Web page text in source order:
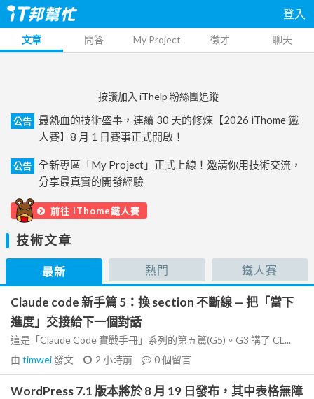
登入
文章 問答 My Project 徵才 聊天
按讚加入 iThelp 粉絲團追蹤
公告
最熱血的技術盛事，連續 30 天的修煉【2026 iThome 鐵
人賽】8 月 1 日賽事正式開啟！
公告
全新專區「My Project」正式上線！邀請你用技術交流，
分享最真實的開發經驗
前往 iThome鐵人賽
技術文章
最新 熱門 鐵人賽
Claude code 新手篇 5：換 section 不斷線 — 把「當下
進度」交接給下一個對話
這是「Claude Code 實戰手冊」系列的第五篇(G5)。G3 講了 CL...
由 timwei發文 2 小時前 0個留言
WordPress 7.1 版本將於 8 月 19 日發布，其中表格無障